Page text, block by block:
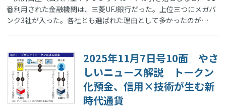
番利用された金融機関は、三菱UFJ銀行だった。上位三つにメガバ
ンク3社が入った。各社とも選ばれた理由として多かったのが…
2025年11月7日号10面 やさ
しいニュース解説 トークン
化預金、信用×技術が生む新
時代通貨